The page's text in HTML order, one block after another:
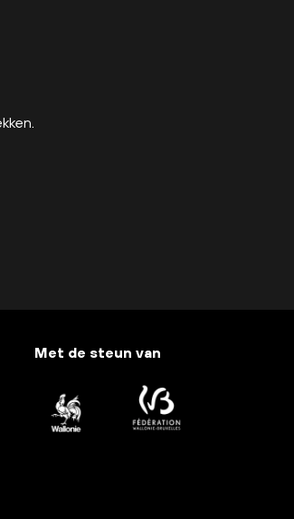
Met de steun van